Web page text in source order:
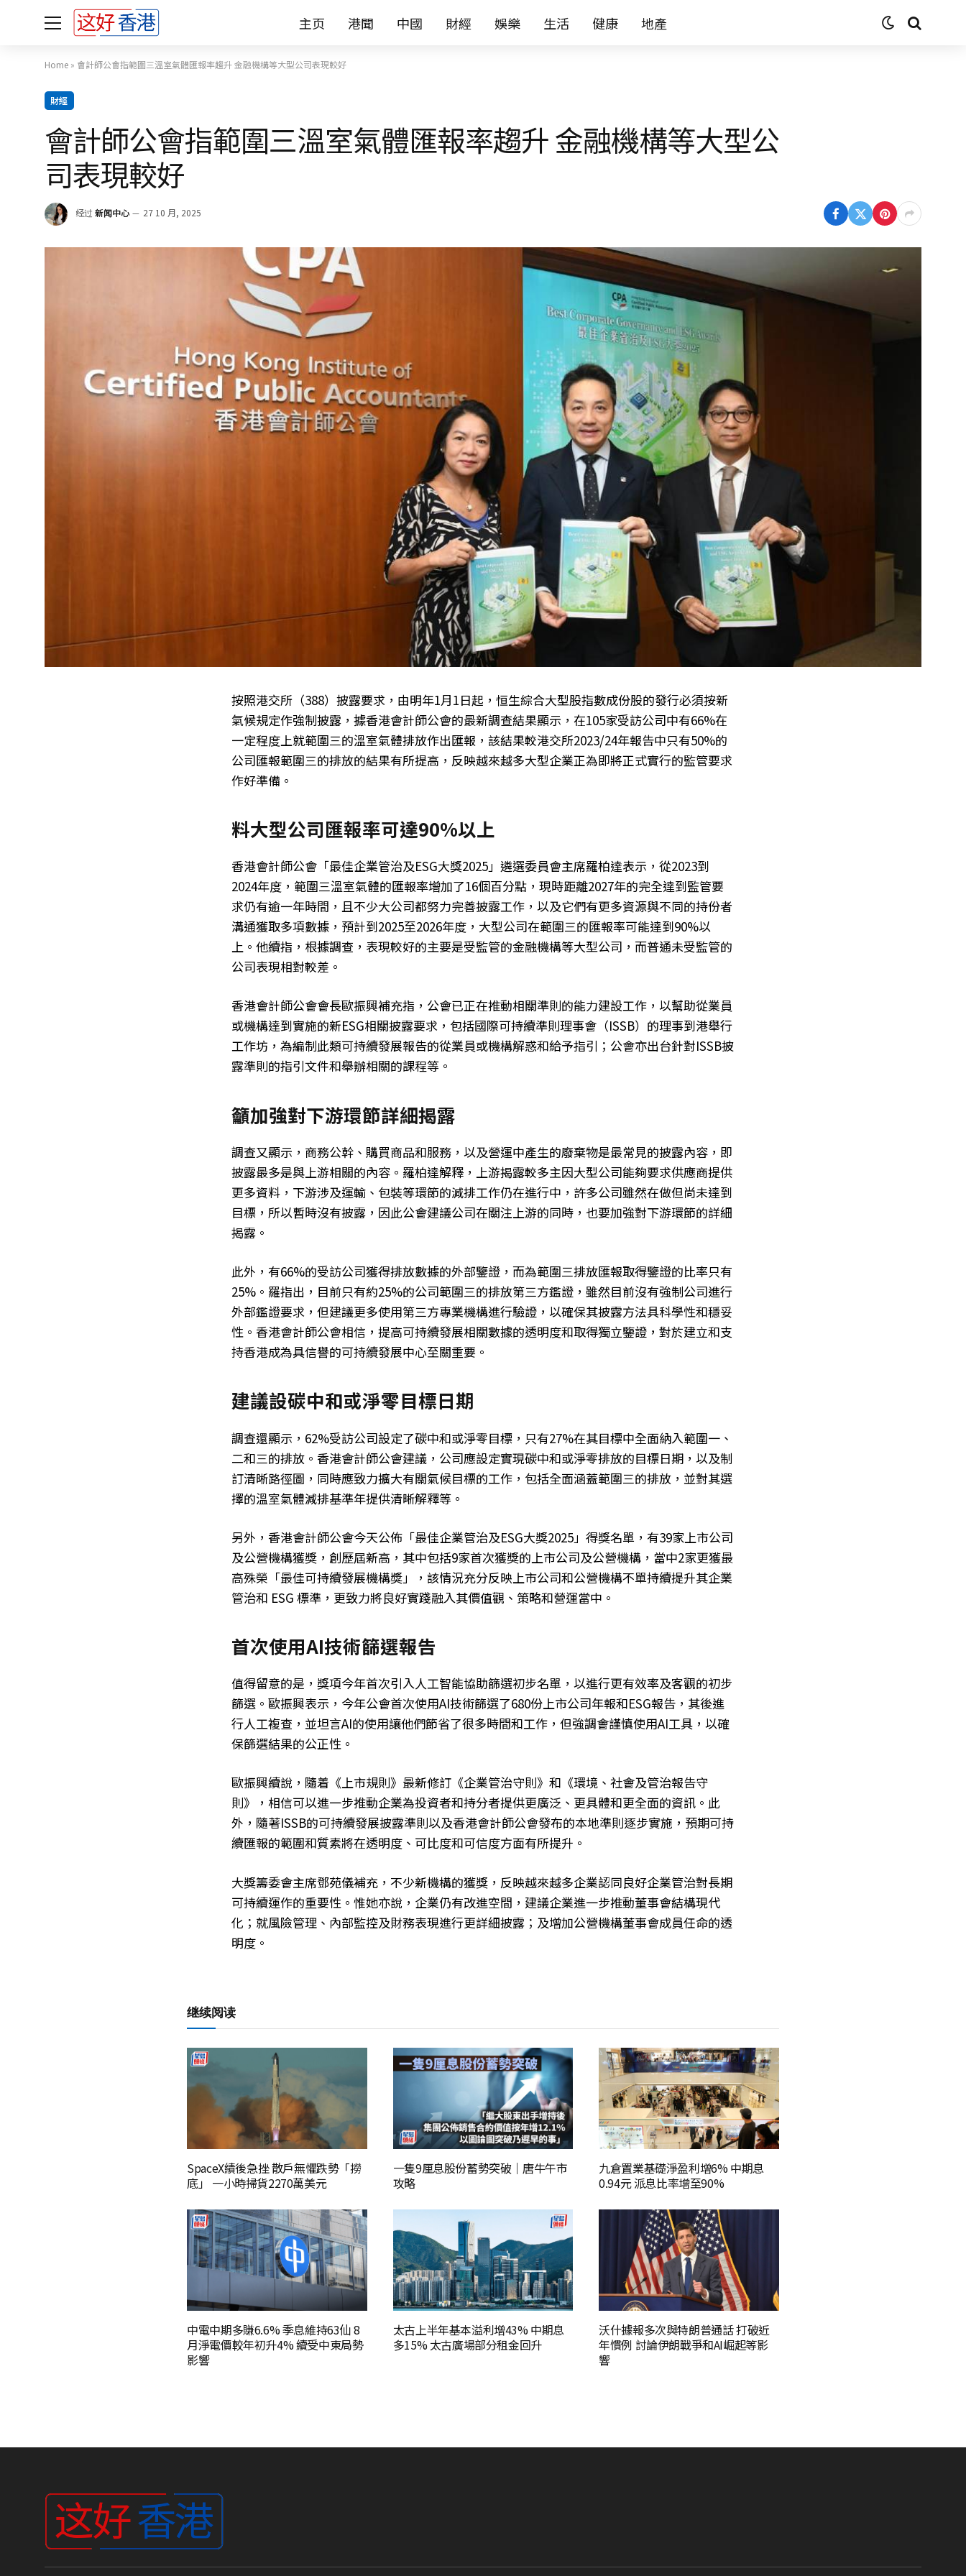
主页 港聞 中國 財經 娛樂 生活 健康 地產
Home » 會計師公會指範圍三溫室氣體匯報率趨升 金融機構等大型公司表現較好
財經
會計師公會指範圍三溫室氣體匯報率趨升 金融機構等大型公
司表現較好
经过 新闻中心 27 10 月, 2025
按照港交所（388）披露要求，由明年1月1日起，恒生綜合大型股指數成份股的發行必須按新
氣候規定作強制披露，據香港會計師公會的最新調查結果顯示，在105家受訪公司中有66%在
一定程度上就範圍三的溫室氣體排放作出匯報，該結果較港交所2023/24年報告中只有50%的
公司匯報範圍三的排放的結果有所提高，反映越來越多大型企業正為即將正式實行的監管要求
作好準備。
料大型公司匯報率可達90%以上
香港會計師公會「最佳企業管治及ESG大獎2025」遴選委員會主席羅柏達表示，從2023到
2024年度，範圍三溫室氣體的匯報率增加了16個百分點，現時距離2027年的完全達到監管要
求仍有逾一年時間，且不少大公司都努力完善披露工作，以及它們有更多資源與不同的持份者
溝通獲取多項數據，預計到2025至2026年度，大型公司在範圍三的匯報率可能達到90%以
上。他續指，根據調查，表現較好的主要是受監管的金融機構等大型公司，而普通未受監管的
公司表現相對較差。
香港會計師公會會長歐振興補充指，公會已正在推動相關準則的能力建設工作，以幫助從業員
或機構達到實施的新ESG相關披露要求，包括國際可持續準則理事會（ISSB）的理事到港舉行
工作坊，為編制此類可持續發展報告的從業員或機構解惑和給予指引；公會亦出台針對ISSB披
露準則的指引文件和舉辦相關的課程等。
籲加強對下游環節詳細揭露
調查又顯示，商務公幹、購買商品和服務，以及營運中產生的廢棄物是最常見的披露內容，即
披露最多是與上游相關的內容。羅柏達解釋，上游揭露較多主因大型公司能夠要求供應商提供
更多資料，下游涉及運輸、包裝等環節的減排工作仍在進行中，許多公司雖然在做但尚未達到
目標，所以暫時沒有披露，因此公會建議公司在關注上游的同時，也要加強對下游環節的詳細
揭露。
此外，有66%的受訪公司獲得排放數據的外部鑒證，而為範圍三排放匯報取得鑒證的比率只有
25%。羅指出，目前只有約25%的公司範圍三的排放第三方鑑證，雖然目前沒有強制公司進行
外部鑑證要求，但建議更多使用第三方專業機構進行驗證，以確保其披露方法具科學性和穩妥
性。香港會計師公會相信，提高可持續發展相關數據的透明度和取得獨立鑒證，對於建立和支
持香港成為具信譽的可持續發展中心至關重要。
建議設碳中和或淨零目標日期
調查還顯示，62%受訪公司設定了碳中和或淨零目標，只有27%在其目標中全面納入範圍一、
二和三的排放。香港會計師公會建議，公司應設定實現碳中和或淨零排放的目標日期，以及制
訂清晰路徑圖，同時應致力擴大有關氣候目標的工作，包括全面涵蓋範圍三的排放，並對其選
擇的溫室氣體減排基準年提供清晰解釋等。
另外，香港會計師公會今天公佈「最佳企業管治及ESG大獎2025」得獎名單，有39家上市公司
及公營機構獲獎，創歷屆新高，其中包括9家首次獲獎的上市公司及公營機構，當中2家更獲最
高殊榮「最佳可持續發展機構獎」，該情況充分反映上市公司和公營機構不單持續提升其企業
管治和 ESG 標準，更致力將良好實踐融入其價值觀、策略和營運當中。
首次使用AI技術篩選報告
值得留意的是，獎項今年首次引入人工智能協助篩選初步名單，以進行更有效率及客觀的初步
篩選。歐振興表示，今年公會首次使用AI技術篩選了680份上市公司年報和ESG報告，其後進
行人工複查，並坦言AI的使用讓他們節省了很多時間和工作，但強調會謹慎使用AI工具，以確
保篩選結果的公正性。
歐振興續說，隨着《上市規則》最新修訂《企業管治守則》和《環境、社會及管治報告守
則》，相信可以進一步推動企業為投資者和持分者提供更廣泛、更具體和更全面的資訊。此
外，隨著ISSB的可持續發展披露準則以及香港會計師公會發布的本地準則逐步實施，預期可持
續匯報的範圍和質素將在透明度、可比度和可信度方面有所提升。
大獎籌委會主席鄧苑儀補充，不少新機構的獲獎，反映越來越多企業認同良好企業管治對長期
可持續運作的重要性。惟她亦說，企業仍有改進空間，建議企業進一步推動董事會結構現代
化；就風險管理、內部監控及財務表現進行更詳細披露；及增加公營機構董事會成員任命的透
明度。
继续阅读
SpaceX績後急挫 散戶無懼跌勢「撈
底」 一小時掃貨2270萬美元
一隻9厘息股份蓄勢突破｜唐牛午市
攻略
九倉置業基礎淨盈利增6% 中期息
0.94元 派息比率增至90%
中電中期多賺6.6% 季息維持63仙 8
月淨電價較年初升4% 續受中東局勢
影響
太古上半年基本溢利增43% 中期息
多15% 太古廣場部分租金回升
沃什據報多次與特朗普通話 打破近
年慣例 討論伊朗戰爭和AI崛起等影
響